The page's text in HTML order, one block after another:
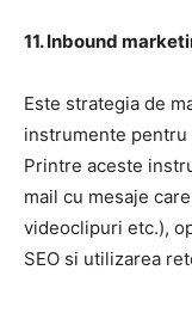
11. Inbound
Este strategia de
instrumente pentru
Printre aceste
mail cu mesaje
videoclipuri etc.),
SEO si utilizarea